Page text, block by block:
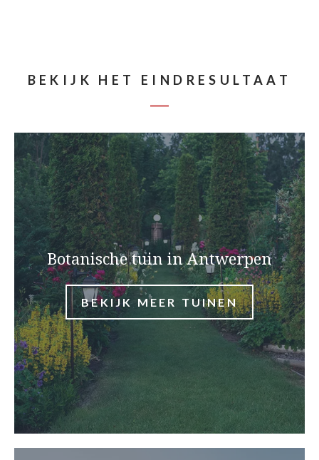
BEKIJK HET EINDRESULTAAT
Botanische tuin in Antwerpen
BEKIJK MEER TUINEN